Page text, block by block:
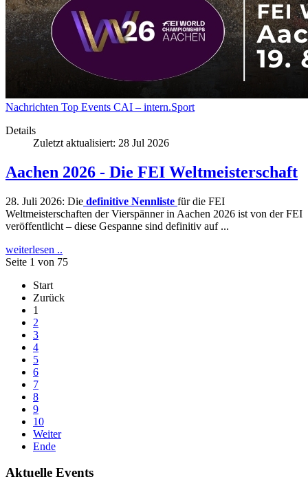
Nachrichten Top Events CAI – intern.Sport
Details
Zuletzt aktualisiert: 28 Jul 2026
Aachen 2026 - Die FEI Weltmeisterschaft
28. Juli 2026: Die definitive Nennliste für die FEI
Weltmeisterschaften der Vierspänner in Aachen 2026 ist von der FEI
veröffentlicht – diese Gespanne sind definitiv auf ...
weiterlesen ..
Seite 1 von 75
Start
Zurück
1
2
3
4
5
6
7
8
9
10
Weiter
Ende
Aktuelle Events